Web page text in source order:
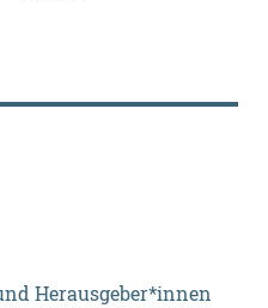
Herausgeber*innen